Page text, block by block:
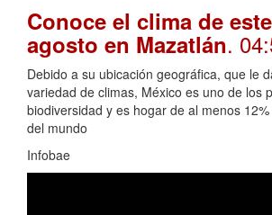
Conoce el clima de
agosto en Mazatlán.
Debido a su ubicación geográfica, que le
variedad de climas, México es uno de los
biodiversidad y es hogar de al menos
del mundo
Infobae